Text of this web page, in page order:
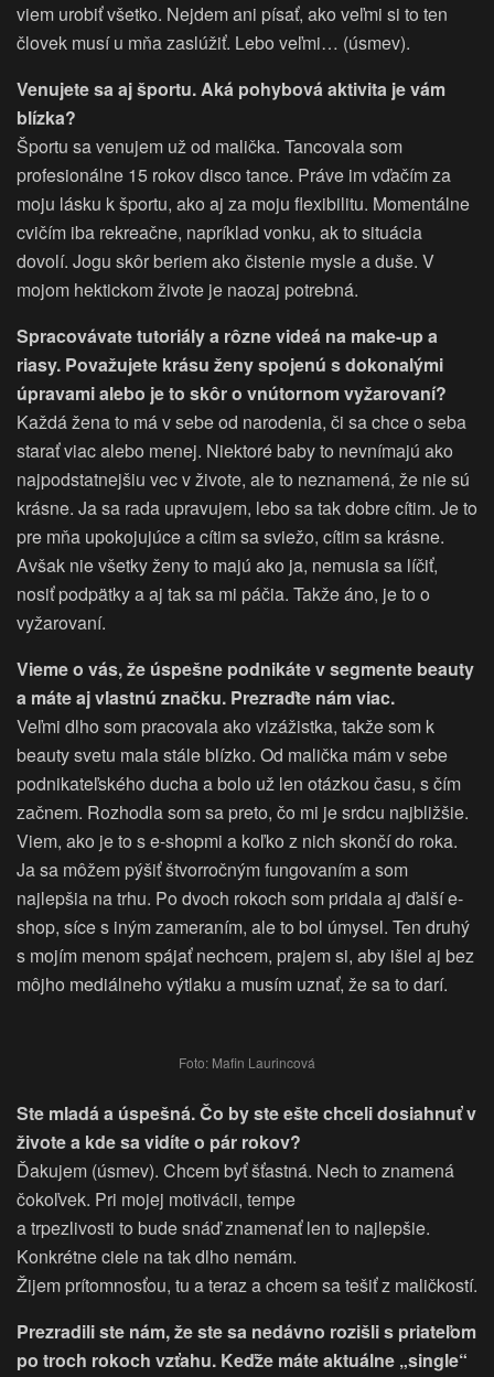
viem urobiť všetko. Nejdem ani písať, ako veľmi si to ten
človek musí u mňa zaslúžiť. Lebo veľmi… (úsmev).
Venujete sa aj športu. Aká pohybová aktivita je vám
blízka?
Športu sa venujem už od malička. Tancovala som
profesionálne 15 rokov disco tance. Práve im vďačím za
moju lásku k športu, ako aj za moju flexibilitu. Momentálne
cvičím iba rekreačne, napríklad vonku, ak to situácia
dovolí. Jogu skôr beriem ako čistenie mysle a duše. V
mojom hektickom živote je naozaj potrebná.
Spracovávate tutoriály a rôzne videá na make-up a
riasy. Považujete krásu ženy spojenú s dokonalými
úpravami alebo je to skôr o vnútornom vyžarovaní?
Každá žena to má v sebe od narodenia, či sa chce o seba
starať viac alebo menej. Niektoré baby to nevnímajú ako
najpodstatnejšiu vec v živote, ale to neznamená, že nie sú
krásne. Ja sa rada upravujem, lebo sa tak dobre cítim. Je to
pre mňa upokojujúce a cítim sa sviežo, cítim sa krásne.
Avšak nie všetky ženy to majú ako ja, nemusia sa líčiť,
nosiť podpätky a aj tak sa mi páčia. Takže áno, je to o
vyžarovaní.
Vieme o vás, že úspešne podnikáte v segmente beauty
a máte aj vlastnú značku. Prezraďte nám viac.
Veľmi dlho som pracovala ako vizážistka, takže som k
beauty svetu mala stále blízko. Od malička mám v sebe
podnikateľského ducha a bolo už len otázkou času, s čím
začnem. Rozhodla som sa preto, čo mi je srdcu najbližšie.
Viem, ako je to s e-shopmi a koľko z nich skončí do roka.
Ja sa môžem pýšiť štvorročným fungovaním a som
najlepšia na trhu. Po dvoch rokoch som pridala aj ďalší e-
shop, síce s iným zameraním, ale to bol úmysel. Ten druhý
s mojím menom spájať nechcem, prajem si, aby išiel aj bez
môjho mediálneho výtlaku a musím uznať, že sa to darí.
Foto: Mafin Laurincová
Ste mladá a úspešná. Čo by ste ešte chceli dosiahnuť v
živote a kde sa vidíte o pár rokov?
Ďakujem (úsmev). Chcem byť šťastná. Nech to znamená
čokoľvek. Pri mojej motivácii, tempe
a trpezlivosti to bude snáď znamenať len to najlepšie.
Konkrétne ciele na tak dlho nemám.
Žijem prítomnosťou, tu a teraz a chcem sa tešiť z maličkostí.
Prezradili ste nám, že ste sa nedávno rozišli s priateľom
po troch rokoch vzťahu. Keďže máte aktuálne „single“